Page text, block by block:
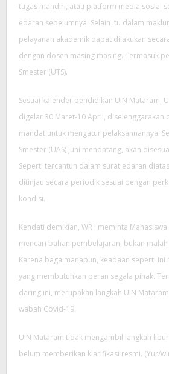
tugas mandiri, atau platform media sosial
edaran sebelumnya. Selain itu dalam
pelayanan akademik dapat dilakukan
dengan dosen masing masing. Termasuk
Smester (UTS).
Sesuai kalender pendidikan UIN Mataram,
digelar 30 Maret-10 April, diselenggarakan
mandat untuk mengatur pelaksannannya.
Smester (UAS) Juni mendatang, akan
Seperti tercantun dalam surat edaran
ditinjau secara periodik sesuai dengan
kondisi.
Kendati demikian, WR I meminta
mencari bahan pembelajaran, bukan
Karena bagaimanapun, keadaan seperti ini
yang membutuhkan peran segala pihak.
daring ini, merupakan langkah UIN
wabah Covid-19.
UIN Mataram tidak mengambil langkah
belum memberikan klarifikasi resmi. (Yur/